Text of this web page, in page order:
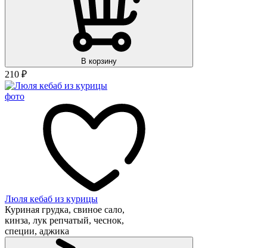
В корзину
210 ₽
Люля кебаб из курицы
Куриная грудка, свиное сало,
кинза, лук репчатый, чеснок,
специи, аджика